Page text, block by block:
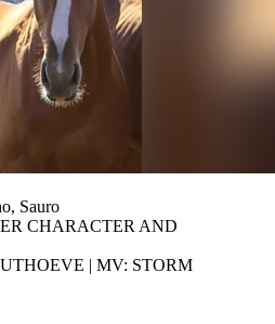
Sauro
CHARACTER AND
| MV: STORM